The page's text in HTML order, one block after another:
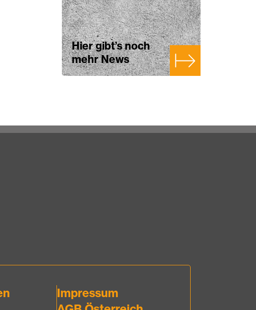
Hier gibt’s noch
mehr News
Impressum